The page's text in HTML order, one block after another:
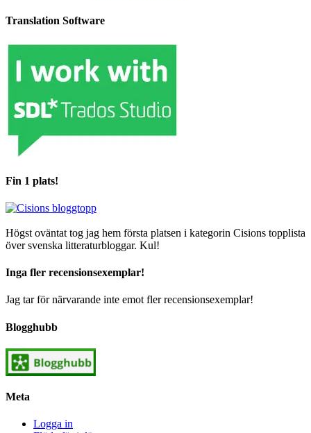
Translation Software
Fin 1 plats!
Högst oväntat tog jag hem första platsen i kategorin Cisions topplista
över svenska litteraturbloggar. Kul!
Inga fler recensionsexemplar!
Jag tar för närvarande inte emot fler recensionsexemplar!
Blogghubb
Meta
Logga in